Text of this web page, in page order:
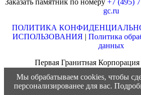
gc.ru
ПОЛИТИКА
ИСПОЛЬЗОВАНИЯ | Политика
данных
Первая Гранитная
Мы обрабатываем cookies, чтобы
персонализированее для вас.